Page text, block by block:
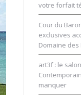
votre forfait
Cour du
exclusives
Domaine des
art3f : le
manquer